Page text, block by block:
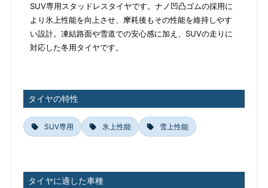
SUV専用スタッドレスタイヤです。ナノ凹凸ゴムの採用に
より氷上性能を向上させ、摩耗後もその性能を維持しやす
い設計。凍結路面や雪道での安心感に加え、SUVの走りに
対応した冬用タイヤです。
タイヤの特性
SUV専用 氷上性能 雪上性能
タイヤに適した車種